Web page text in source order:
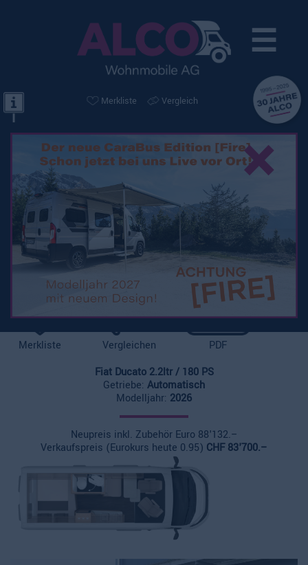
☰
×
Merkliste Vergleich
Knaus Boxlife 600 MQ
Platinum Selection
Merkliste Vergleichen
PDF
Fiat Ducato 2.2ltr / 180 PS
Getriebe: Automatisch
Modelljahr: 2026
Neupreis inkl. Zubehör Euro 88'132.–
Verkaufspreis (Eurokurs heute 0.95) CHF 83'700.–